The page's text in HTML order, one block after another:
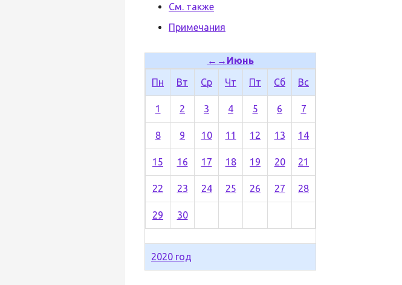
См. также
Примечания
← → Июнь
Пн
Вт Ср Чт Пт Сб Вс
1 2 3 4 5 6 7
8 9 10 11 12 13 14
15 16 17 18 19 20 21
22 23 24 25 26 27 28
29 30
2020 год